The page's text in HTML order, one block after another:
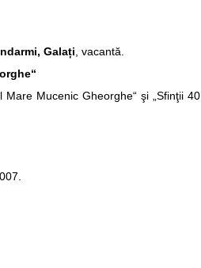
Galați , vacantă.
Mare Mucenic Gheorghe“ şi „Sfinţii 40